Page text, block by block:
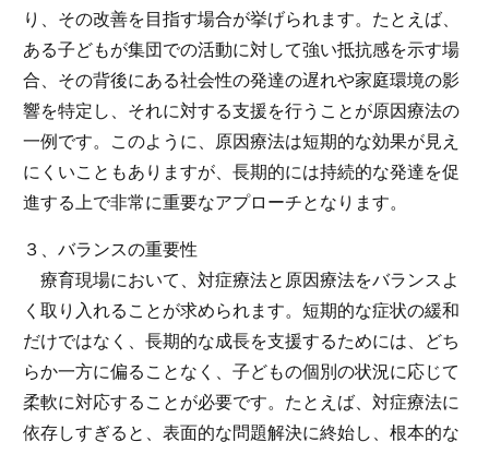
り、その改善を目指す場合が挙げられます。たとえば、
ある子どもが集団での活動に対して強い抵抗感を示す場
合、その背後にある社会性の発達の遅れや家庭環境の影
響を特定し、それに対する支援を行うことが原因療法の
一例です。このように、原因療法は短期的な効果が見え
にくいこともありますが、長期的には持続的な発達を促
進する上で非常に重要なアプローチとなります。
３、バランスの重要性
療育現場において、対症療法と原因療法をバランスよ
く取り入れることが求められます。短期的な症状の緩和
だけではなく、長期的な成長を支援するためには、どち
らか一方に偏ることなく、子どもの個別の状況に応じて
柔軟に対応することが必要です。たとえば、対症療法に
依存しすぎると、表面的な問題解決に終始し、根本的な